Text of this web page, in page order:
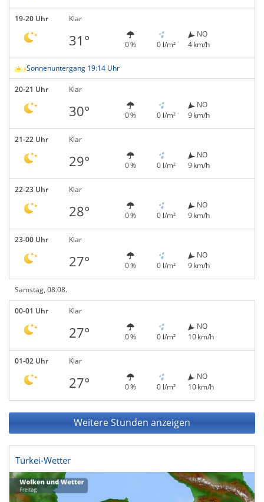
19-20 Uhr Klar
31° 0 % 0 l/m²
NO
4 km/h
Sonnenuntergang 19:14 Uhr
20-21 Uhr Klar
30° 0 % 0 l/m²
NO
9 km/h
21-22 Uhr Klar
29° 0 % 0 l/m²
NO
9 km/h
22-23 Uhr Klar
28° 0 % 0 l/m²
NO
9 km/h
23-00 Uhr Klar
27° 0 % 0 l/m²
NO
9 km/h
Samstag, 08.08.
00-01 Uhr Klar
27° 0 % 0 l/m²
NO
10 km/h
01-02 Uhr Klar
27° 0 % 0 l/m²
NO
10 km/h
Weitere Stunden anzeigen
Türkei-Wetter